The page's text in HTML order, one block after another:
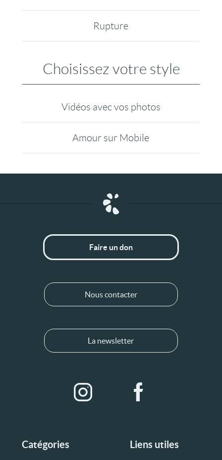
Rupture
Choisissez votre style
Vidéos avec vos photos
Amour sur Mobile
Catégories Liens utiles
Faire un don
Nous contacter
La newsletter